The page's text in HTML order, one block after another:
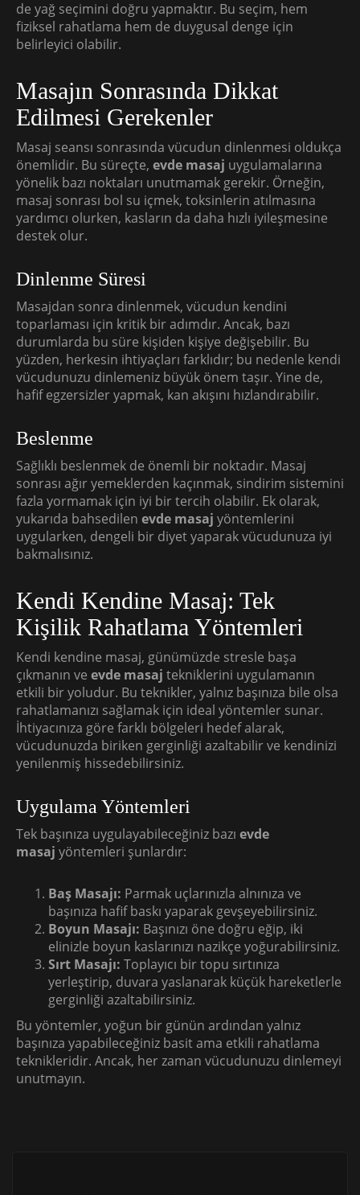
de yağ seçimini doğru yapmaktır. Bu seçim, hem
fiziksel rahatlama hem de duygusal denge için
belirleyici olabilir.
Masajın Sonrasında Dikkat
Edilmesi Gerekenler
Masaj seansı sonrasında vücudun dinlenmesi oldukça
önemlidir. Bu süreçte, evde masaj uygulamalarına
yönelik bazı noktaları unutmamak gerekir. Örneğin,
masaj sonrası bol su içmek, toksinlerin atılmasına
yardımcı olurken, kasların da daha hızlı iyileşmesine
destek olur.
Dinlenme Süresi
Masajdan sonra dinlenmek, vücudun kendini
toparlaması için kritik bir adımdır. Ancak, bazı
durumlarda bu süre kişiden kişiye değişebilir. Bu
yüzden, herkesin ihtiyaçları farklıdır; bu nedenle kendi
vücudunuzu dinlemeniz büyük önem taşır. Yine de,
hafif egzersizler yapmak, kan akışını hızlandırabilir.
Beslenme
Sağlıklı beslenmek de önemli bir noktadır. Masaj
sonrası ağır yemeklerden kaçınmak, sindirim sistemini
fazla yormamak için iyi bir tercih olabilir. Ek olarak,
yukarıda bahsedilen evde masaj yöntemlerini
uygularken, dengeli bir diyet yaparak vücudunuza iyi
bakmalısınız.
Kendi Kendine Masaj: Tek
Kişilik Rahatlama Yöntemleri
Kendi kendine masaj, günümüzde stresle başa
çıkmanın ve evde masaj tekniklerini uygulamanın
etkili bir yoludur. Bu teknikler, yalnız başınıza bile olsa
rahatlamanızı sağlamak için ideal yöntemler sunar.
İhtiyacınıza göre farklı bölgeleri hedef alarak,
vücudunuzda biriken gerginliği azaltabilir ve kendinizi
yenilenmiş hissedebilirsiniz.
Uygulama Yöntemleri
Tek başınıza uygulayabileceğiniz bazı evde
masaj yöntemleri şunlardır:
Baş Masajı: Parmak uçlarınızla alnınıza ve
başınıza hafif baskı yaparak gevşeyebilirsiniz.
Boyun Masajı: Başınızı öne doğru eğip, iki
elinizle boyun kaslarınızı nazikçe yoğurabilirsiniz.
Sırt Masajı: Toplayıcı bir topu sırtınıza
yerleştirip, duvara yaslanarak küçük hareketlerle
gerginliği azaltabilirsiniz.
Bu yöntemler, yoğun bir günün ardından yalnız
başınıza yapabileceğiniz basit ama etkili rahatlama
teknikleridir. Ancak, her zaman vücudunuzu dinlemeyi
unutmayın.